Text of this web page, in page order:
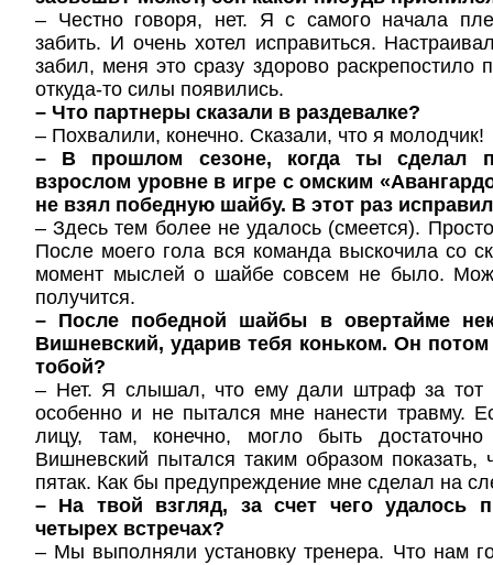
– Честно говоря, нет. Я с самого начала
забить. И очень хотел исправиться.
забил, меня это сразу здорово раскрепостило
откуда-то силы появились.
– Что партнеры сказали в раздевалке?
– Похвалили, конечно. Сказали, что я молодчик!
– В прошлом сезоне, когда ты сделал
взрослом уровне в игре с омским
не взял победную шайбу. В этот раз
– Здесь тем более не удалось (смеется).
После моего гола вся команда выскочила со
момент мыслей о шайбе совсем не было.
получится.
– После победной шайбы в овертайме
Вишневский, ударив тебя коньком. Он
тобой?
– Нет. Я слышал, что ему дали штраф за
особенно и не пытался мне нанести травму.
лицу, там, конечно, могло быть
Вишневский пытался таким образом показать,
пятак. Как бы предупреждение мне сделал на
– На твой взгляд, за счет чего удалось
четырех встречах?
– Мы выполняли установку тренера. Что нам